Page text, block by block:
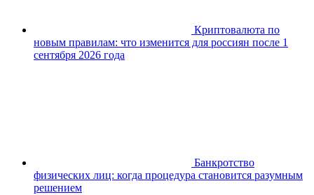
Криптовалюта по
новым правилам: что изменится для россиян после 1
сентября 2026 года
Банкротство
физических лиц: когда процедура становится разумным
решением